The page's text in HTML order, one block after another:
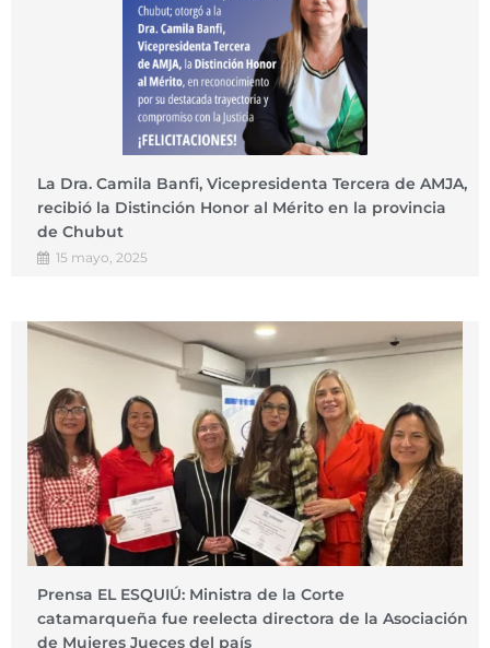
La Dra. Camila Banfi, Vicepresidenta Tercera de AMJA,
recibió la Distinción Honor al Mérito en la provincia
de Chubut
15 mayo, 2025
Prensa EL ESQUIÚ: Ministra de la Corte
catamarqueña fue reelecta directora de la Asociación
de Mujeres Jueces del país